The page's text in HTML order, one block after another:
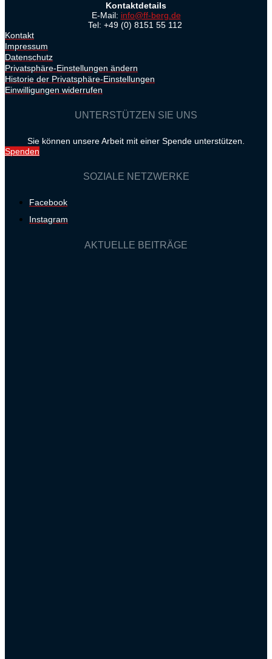
Kontaktdetails
E-Mail: info@ff-berg.de
Tel: +49 (0) 8151 55 112
Kontakt
Impressum
Datenschutz
Privatsphäre-Einstellungen ändern
Historie der Privatsphäre-Einstellungen
Einwilligungen widerrufen
UNTERSTÜTZEN SIE UNS
Sie können unsere Arbeit mit einer Spende unterstützen.
Spenden
SOZIALE NETZWERKE
Facebook
Instagram
AKTUELLE BEITRÄGE